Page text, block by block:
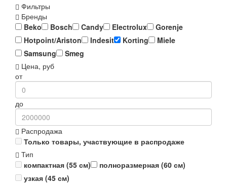
Фильтры
Бренды
Beko
Bosch Candy Electrolux
Gorenje
Hotpoint/Ariston
Indesit Korting
Miele
Samsung
Smeg
Цена, руб
от
до
Распродажа
Только товары, участвующие в распродаже
Тип
компактная (55 см)
полноразмерная (60 см)
узкая (45 см)